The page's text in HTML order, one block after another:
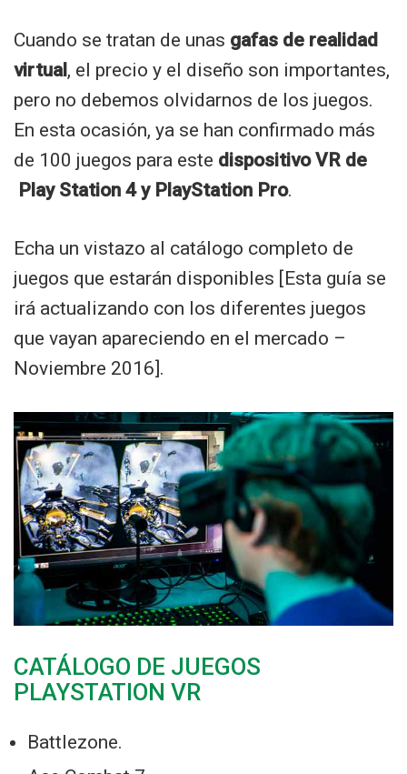
Cuando se tratan de unas gafas de realidad
virtual, el precio y el diseño son importantes,
pero no debemos olvidarnos de los juegos.
En esta ocasión, ya se han confirmado más
de 100 juegos para este dispositivo VR de
Play Station 4 y PlayStation Pro.
Echa un vistazo al catálogo completo de
juegos que estarán disponibles [Esta guía se
irá actualizando con los diferentes juegos
que vayan apareciendo en el mercado –
Noviembre 2016].
CATÁLOGO DE JUEGOS
PLAYSTATION VR
Battlezone.